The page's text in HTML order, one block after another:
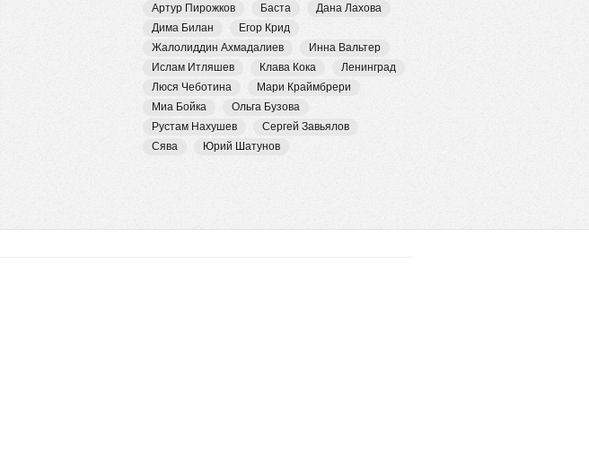
Артур Пирожков
Баста
Дана Лахова
Дима Билан
Егор Крид
Жалолиддин Ахмадалиев
Инна Вальтер
Ислам Итляшев
Клава Кока
Ленинград
Люся Чеботина
Мари Краймбрери
Миа Бойка
Ольга Бузова
Рустам Нахушев
Сергей Завьялов
Сява
Юрий Шатунов